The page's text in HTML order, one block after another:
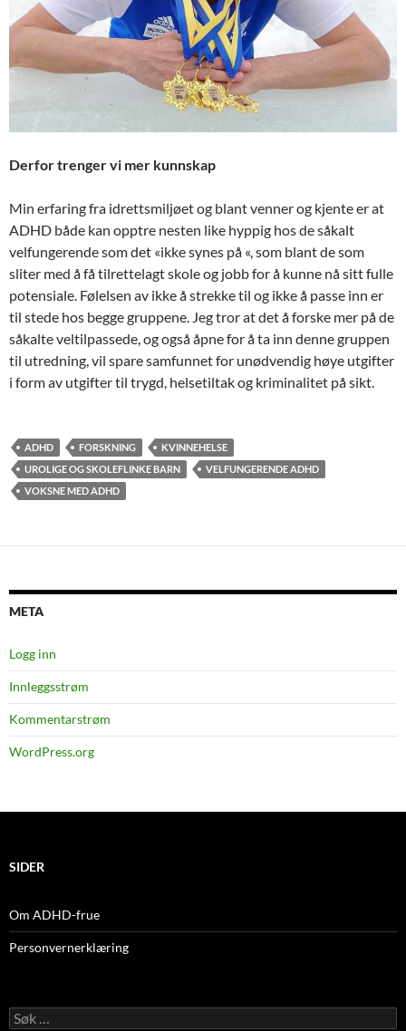
Derfor trenger vi mer kunnskap
Min erfaring fra idrettsmiljøet og blant venner og kjente er at
ADHD både kan opptre nesten like hyppig hos de såkalt
velfungerende som det «ikke synes på «, som blant de som
sliter med å få tilrettelagt skole og jobb for å kunne nå sitt fulle
potensiale. Følelsen av ikke å strekke til og ikke å passe inn er
til stede hos begge gruppene. Jeg tror at det å forske mer på de
såkalte veltilpassede, og også åpne for å ta inn denne gruppen
til utredning, vil spare samfunnet for unødvendig høye utgifter
i form av utgifter til trygd, helsetiltak og kriminalitet på sikt.
ADHD FORSKNING
KVINNEHELSE
UROLIGE OG SKOLEFLINKE BARN
VELFUNGERENDE ADHD
VOKSNE MED ADHD
META
Logg inn
Innleggsstrøm
Kommentarstrøm
WordPress.org
SIDER
Om ADHD-frue
Personvernerklæring
Søk